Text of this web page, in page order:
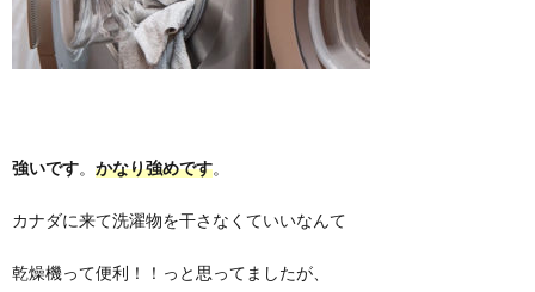
強いです。 かなり強めです。
カナダに来て洗濯物を干さなくていいなんて
乾燥機って便利！！っと思ってましたが、